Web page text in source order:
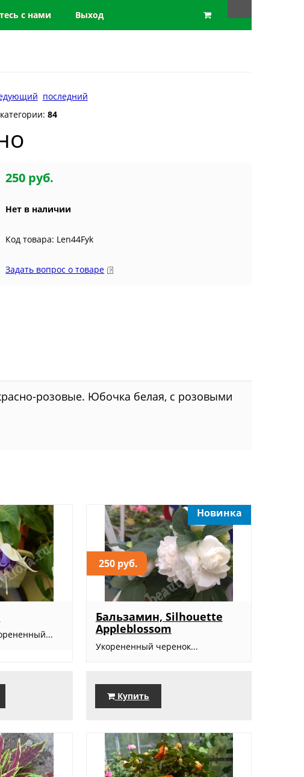
с нами Выход
последний
84
250 руб.
Нет в наличии
Код товара: Len44Fyk
Задать вопрос о товаре
розовые. Юбочка белая, с розовыми
250 руб.
Новинка
Бальзамин, Silhouette
Appleblossom
Укорененный черенок...
Купить